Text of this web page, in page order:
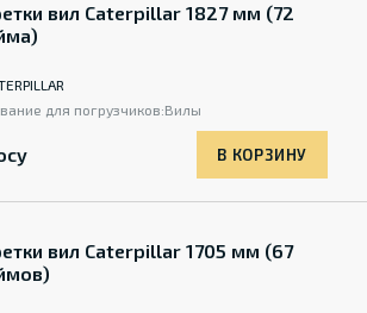
вил Caterpillar 1827 мм (72
для погрузчиков:Вилы
В КОРЗИНУ
вил Caterpillar 1705 мм (67